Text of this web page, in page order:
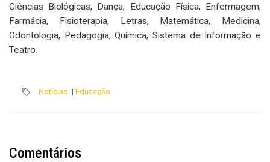
Ciências Biológicas, Dança, Educação Física, Enfermagem,
Farmácia, Fisioterapia, Letras, Matemática, Medicina,
Odontologia, Pedagogia, Química, Sistema de Informação e
Teatro.
Notícias | Educação
Comentários